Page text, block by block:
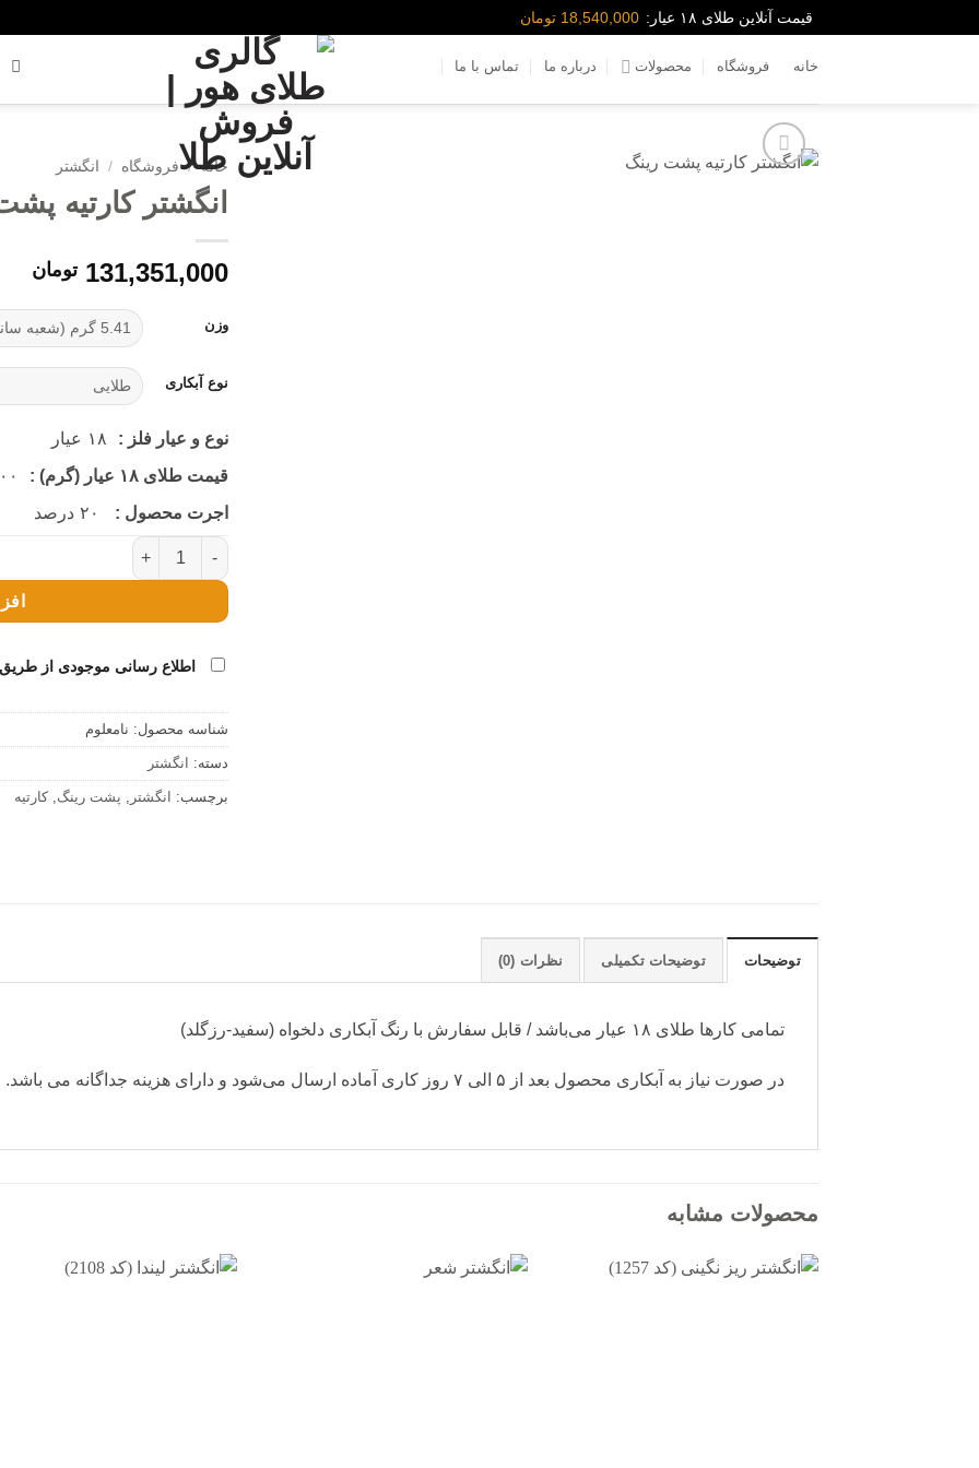
to
قیمت آنلاین طلای ۱۸ عیار: 18,540,000 تومان
خانه فروشگاه محصولات درباره ما تماس با ما
خانه / فروشگاه / انگشتر
انگشتر کارتیه
131,351,000 تومان
وزن
نوع آبکاری
نوع و عیار فلز : ۱۸ عیار
قیمت طلای ۱۸ عیار (گرم) :
اجرت محصول :
۲۰ درصد
انگشتر کارتیه پشت رینگ عدد
اطلاع رسانی موجودی از
شناسه محصول: نامعلوم
دسته: انگشتر
برچسب: انگشتر پشت رینگ ,کارتیه
توضیحات توضیحات تکمیلی نظرات (0)
تمامی کارها طلای ۱۸ عیار می‌باشد / قابل سفارش با رنگ آبکاری دلخواه (سفید-رزگلد)
در صورت نیاز به آبکاری محصول بعد از ۵ الی ۷ روز کاری آماده ارسال می‌شود و دارای هزینه جداگانه می باشد.
محصولات مشابه